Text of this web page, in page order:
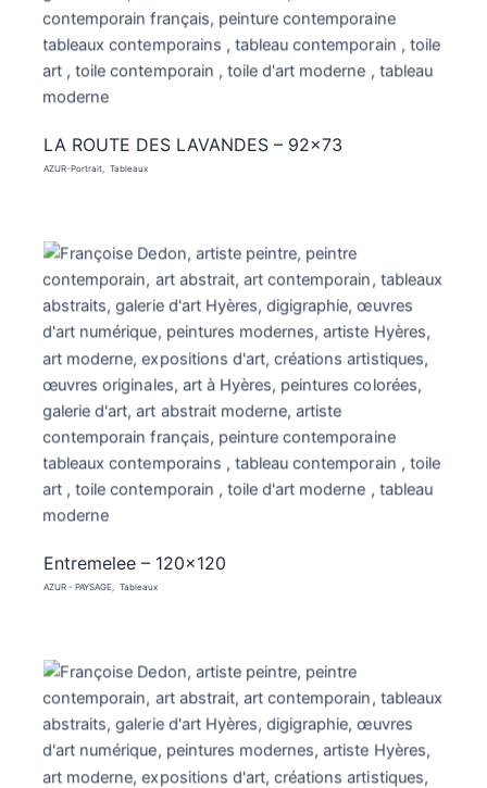
LA ROUTE DES LAVANDES – 92×73
AZUR-Portrait Tableaux
Entremelee – 120×120
AZUR - PAYSAGE Tableaux